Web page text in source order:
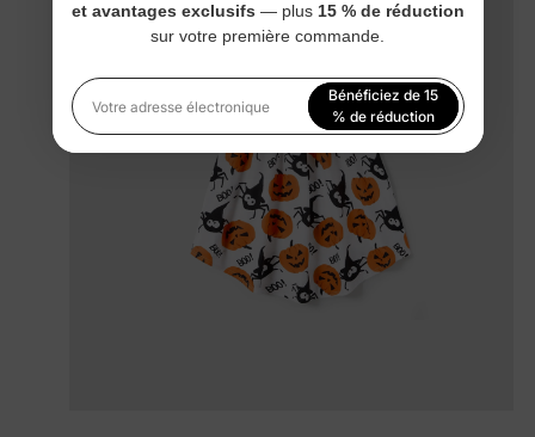
et avantages exclusifs — plus 15 % de réduction
sur votre première commande.
Votre adresse électronique
Bénéficiez de 15
% de réduction
En vous inscrivant, vous acceptez notre Politique de
confidentialité